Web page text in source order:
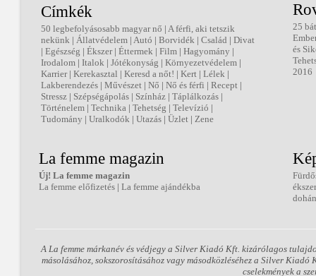
Címkék
50 legbefolyásosabb magyar nő | A férfi, aki tetszik
nekünk | Állatvédelem | Autó | Borvidék | Család | Divat
| Egészség | Ékszer| Éttermek | Film | Hagyomány |
Irodalom | Italok | Jótékonyság | Környezetvédelem |
Karrier| Kerekasztal | Keresd a nőt! | Kert | Lélek |
Lakberendezés | Művészet | Nő | Nő és férfi | Recept |
Stressz | Szépségápolás | Színház | Táplálkozás |
Történelem | Technika | Tehetség | Televízió |
Tudomány | Uralkodók | Utazás | Üzlet | Zene
25
és
2016
La femme magazin
Új! La femme magazin
La femme előfizetés | La femme ajándékba
A La femme márkanév és védjegy a Silver Kiadó Kft. kizárólagos
másolásához, sokszorosításához vagy másodközléséhez a Silver
cselekmények a